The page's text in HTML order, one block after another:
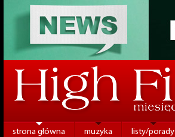
strona główna muzyka listy/porady